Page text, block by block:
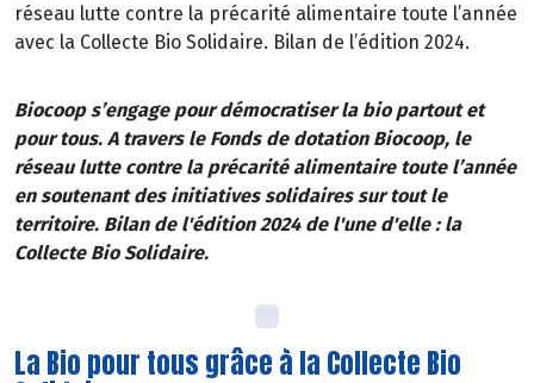
réseau lutte contre la précarité alimentaire toute l’année
avec la Collecte Bio Solidaire. Bilan de l’édition 2024.
Biocoop s’engage pour démocratiser la bio partout et
pour tous. A travers le Fonds de dotation Biocoop, le
réseau lutte contre la précarité alimentaire toute l’année
en soutenant des initiatives solidaires sur tout le
territoire. Bilan de l'édition 2024 de l'une d'elle : la
Collecte Bio Solidaire.
La Bio pour tous grâce à la Collecte Bio